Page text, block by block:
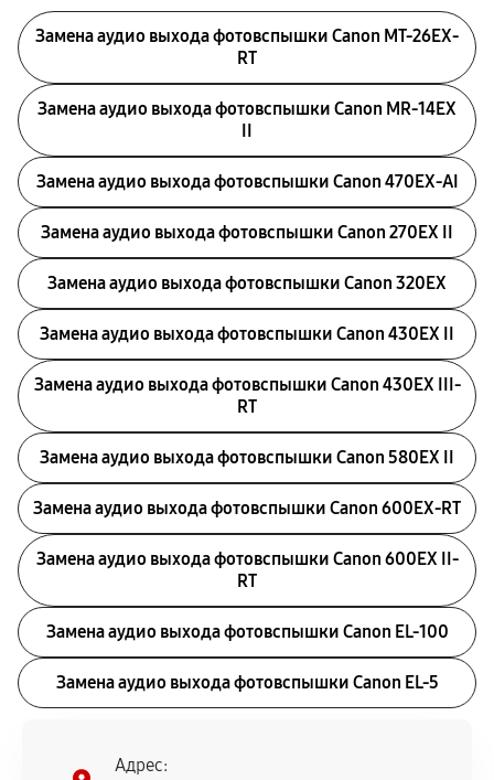
Замена аудио выхода фотовспышки Canon MT-26EX-
RT
Замена аудио выхода фотовспышки Canon MR-14EX
II
Замена аудио выхода фотовспышки Canon 470EX-AI
Замена аудио выхода фотовспышки Canon 270EX II
Замена аудио выхода фотовспышки Canon 320EX
Замена аудио выхода фотовспышки Canon 430EX II
Замена аудио выхода фотовспышки Canon 430EX III-
RT
Замена аудио выхода фотовспышки Canon 580EX II
Замена аудио выхода фотовспышки Canon 600EX-RT
Замена аудио выхода фотовспышки Canon 600EX II-
RT
Замена аудио выхода фотовспышки Canon EL-100
Замена аудио выхода фотовспышки Canon EL-5
Адрес: